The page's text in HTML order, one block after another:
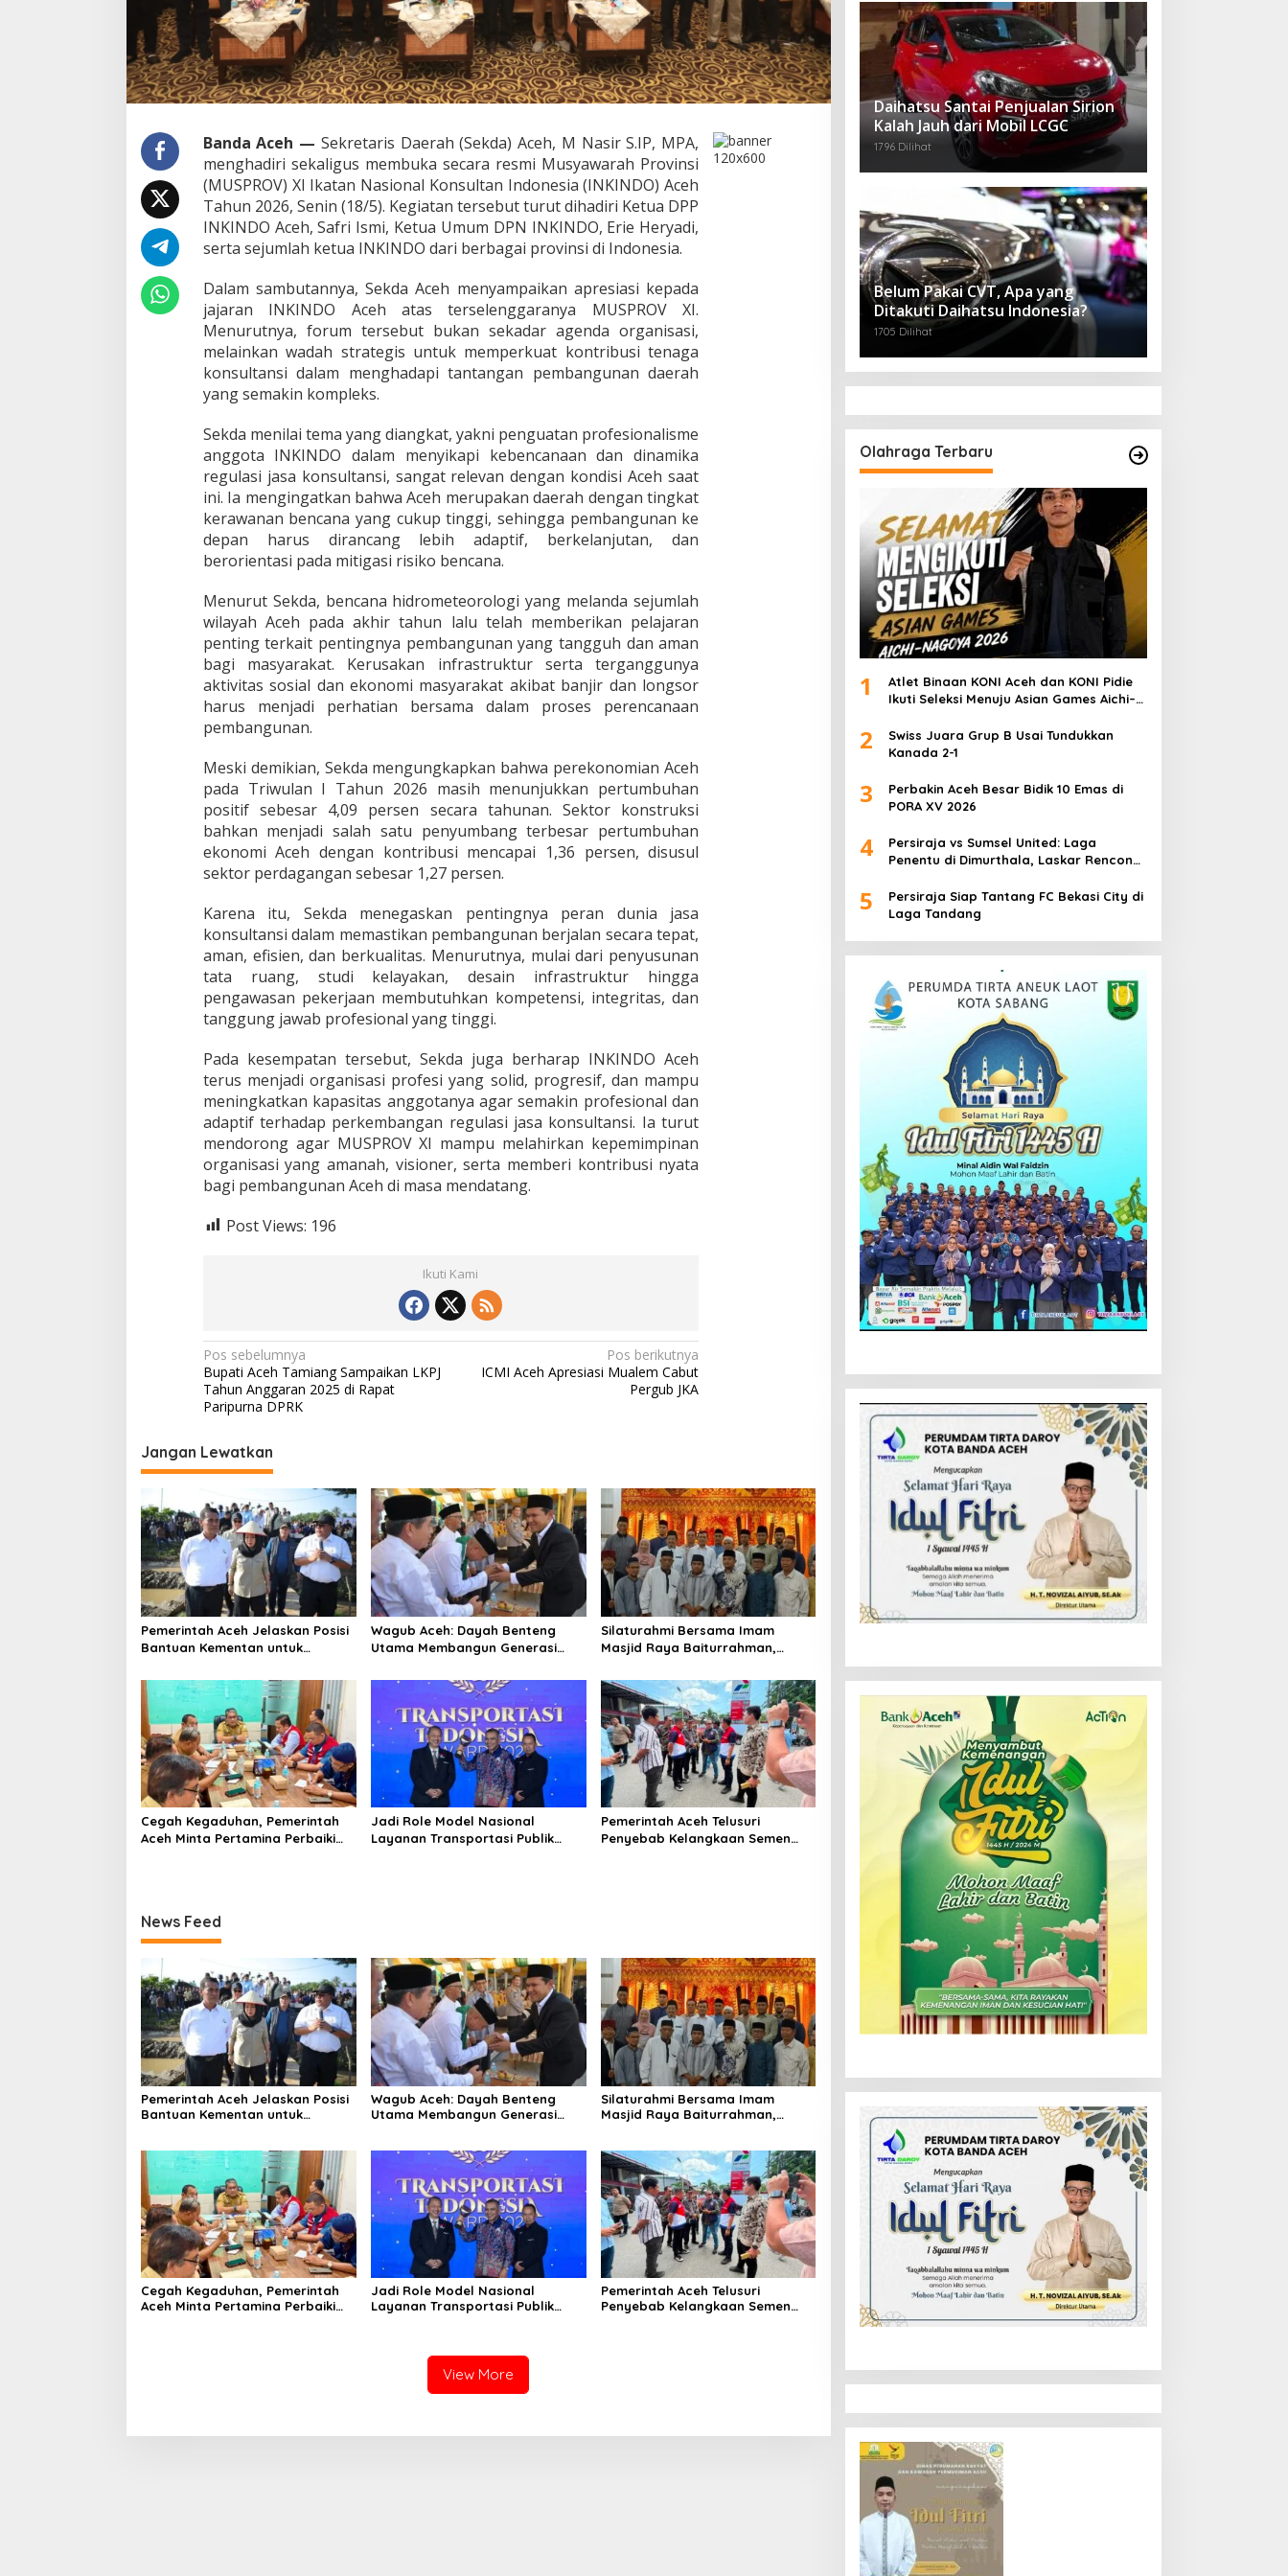
e
2
0
2
6
Banda Aceh — Sekretaris Daerah (Sekda) Aceh, M Nasir S.IP, MPA,
menghadiri sekaligus membuka secara resmi Musyawarah Provinsi
(MUSPROV) XI Ikatan Nasional Konsultan Indonesia (INKINDO) Aceh
Tahun 2026, Senin (18/5). Kegiatan tersebut turut dihadiri Ketua DPP
INKINDO Aceh, Safri Ismi, Ketua Umum DPN INKINDO, Erie Heryadi,
serta sejumlah ketua INKINDO dari berbagai provinsi di Indonesia.
Dalam sambutannya, Sekda Aceh menyampaikan apresiasi kepada
jajaran INKINDO Aceh atas terselenggaranya MUSPROV XI.
Menurutnya, forum tersebut bukan sekadar agenda organisasi,
melainkan wadah strategis untuk memperkuat kontribusi tenaga
konsultansi dalam menghadapi tantangan pembangunan daerah
yang semakin kompleks.
Sekda menilai tema yang diangkat, yakni penguatan profesionalisme
anggota INKINDO dalam menyikapi kebencanaan dan dinamika
regulasi jasa konsultansi, sangat relevan dengan kondisi Aceh saat
ini. Ia mengingatkan bahwa Aceh merupakan daerah dengan tingkat
kerawanan bencana yang cukup tinggi, sehingga pembangunan ke
depan harus dirancang lebih adaptif, berkelanjutan, dan
berorientasi pada mitigasi risiko bencana.
Menurut Sekda, bencana hidrometeorologi yang melanda sejumlah
wilayah Aceh pada akhir tahun lalu telah memberikan pelajaran
penting terkait pentingnya pembangunan yang tangguh dan aman
bagi masyarakat. Kerusakan infrastruktur serta terganggunya
aktivitas sosial dan ekonomi masyarakat akibat banjir dan longsor
harus menjadi perhatian bersama dalam proses perencanaan
pembangunan.
Meski demikian, Sekda mengungkapkan bahwa perekonomian Aceh
pada Triwulan I Tahun 2026 masih menunjukkan pertumbuhan
positif sebesar 4,09 persen secara tahunan. Sektor konstruksi
bahkan menjadi salah satu penyumbang terbesar pertumbuhan
ekonomi Aceh dengan kontribusi mencapai 1,36 persen, disusul
sektor perdagangan sebesar 1,27 persen.
Karena itu, Sekda menegaskan pentingnya peran dunia jasa
konsultansi dalam memastikan pembangunan berjalan secara tepat,
aman, efisien, dan berkualitas. Menurutnya, mulai dari penyusunan
tata ruang, studi kelayakan, desain infrastruktur hingga
pengawasan pekerjaan membutuhkan kompetensi, integritas, dan
tanggung jawab profesional yang tinggi.
Pada kesempatan tersebut, Sekda juga berharap INKINDO Aceh
terus menjadi organisasi profesi yang solid, progresif, dan mampu
meningkatkan kapasitas anggotanya agar semakin profesional dan
adaptif terhadap perkembangan regulasi jasa konsultansi. Ia turut
mendorong agar MUSPROV XI mampu melahirkan kepemimpinan
organisasi yang amanah, visioner, serta memberi kontribusi nyata
bagi pembangunan Aceh di masa mendatang.
Post Views: 196
Ikuti Kami
N
a
v
i
g
a
s
i
p
o
s
Pos sebelumnya
Bupati Aceh Tamiang Sampaikan LKPJ
Tahun Anggaran 2025 di Rapat
Paripurna DPRK
Pos berikutnya
ICMI Aceh Apresiasi Mualem Cabut
Pergub JKA
Jangan Lewatkan
Pemerintah Aceh Jelaskan Posisi
Bantuan Kementan untuk
‎Wagub Aceh: Dayah Benteng
Utama Membangun Generasi
‎Silaturahmi Bersama Imam
Masjid Raya Baiturrahman,
dengan Ulama
Cegah Kegaduhan, Pemerintah
Aceh Minta Pertamina Perbaiki
Jadi Role Model Nasional
Layanan Transportasi Publik
Pemerintah Aceh Telusuri
Penyebab Kelangkaan Semen
News Feed
Pemerintah Aceh Jelaskan Posisi
Bantuan Kementan untuk
‎Wagub Aceh: Dayah Benteng
Utama Membangun Generasi
‎Silaturahmi Bersama Imam
Masjid Raya Baiturrahman,
Cegah Kegaduhan, Pemerintah
Aceh Minta Pertamina Perbaiki
Jadi Role Model Nasional
Layanan Transportasi Publik
Pemerintah Aceh Telusuri
Penyebab Kelangkaan Semen
View More
Daihatsu Santai Penjualan Sirion
Kalah Jauh dari Mobil LCGC
1796 Dilihat
Belum Pakai CVT, Apa yang
Ditakuti Daihatsu Indonesia?
1705 Dilihat
Olahraga Terbaru
1
Atlet Binaan KONI Aceh dan KONI Pidie
Ikuti Seleksi Menuju Asian Games Aichi–
2
Swiss Juara Grup B Usai Tundukkan
Kanada 2-1
3
Perbakin Aceh Besar Bidik 10 Emas di
PORA XV 2026
4
Persiraja vs Sumsel United: Laga
Penentu di Dimurthala, Laskar Rencong
5
Persiraja Siap Tantang FC Bekasi City di
Laga Tandang